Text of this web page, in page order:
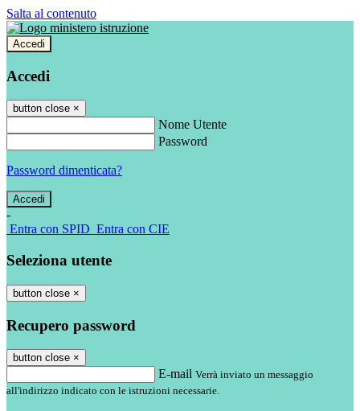
Salta al contenuto
Accedi
Accedi
button close ×
Nome Utente
Password
Password dimenticata?
-
Entra con SPID Entra con CIE
Seleziona utente
button close ×
Recupero password
button close ×
E-mail Verrà inviato un messaggio
all'indirizzo indicato con le istruzioni necessarie.